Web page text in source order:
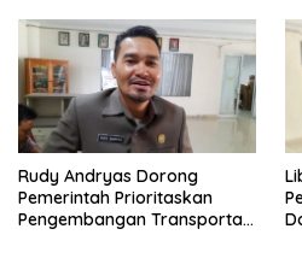
Rudy Andryas Dorong
Pemerintah Prioritaskan
Pengembangan Transportasi